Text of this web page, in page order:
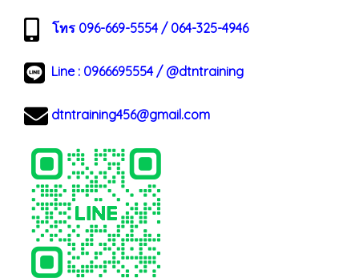
โทร 096-669-5554 / 064-325-4946
Line : 0966695554/ @dtntraining
dtntraining456@gmail.com